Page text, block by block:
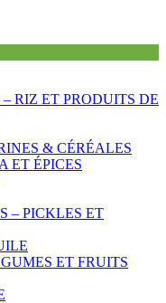
RIZ ET PRODUITS DE
& CÉRÉALES
ET ÉPICES
– PICKLES ET
ET FRUITS